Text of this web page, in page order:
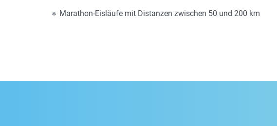
Marathon-Eisläufe mit Distanzen zwischen 50 und 200 km